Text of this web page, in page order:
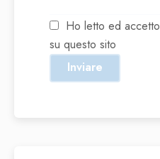
Ho letto ed accetto
su questo sito
Inviare